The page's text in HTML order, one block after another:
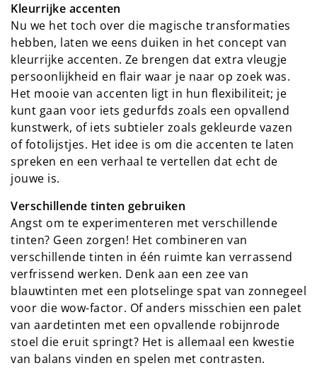
Kleurrijke accenten
Nu we het toch over die magische transformaties
hebben, laten we eens duiken in het concept van
kleurrijke accenten. Ze brengen dat extra vleugje
persoonlijkheid en flair waar je naar op zoek was.
Het mooie van accenten ligt in hun flexibiliteit; je
kunt gaan voor iets gedurfds zoals een opvallend
kunstwerk, of iets subtieler zoals gekleurde vazen
of fotolijstjes. Het idee is om die accenten te laten
spreken en een verhaal te vertellen dat echt de
jouwe is.
Verschillende tinten gebruiken
Angst om te experimenteren met verschillende
tinten? Geen zorgen! Het combineren van
verschillende tinten in één ruimte kan verrassend
verfrissend werken. Denk aan een zee van
blauwtinten met een plotselinge spat van zonnegeel
voor die wow-factor. Of anders misschien een palet
van aardetinten met een opvallende robijnrode
stoel die eruit springt? Het is allemaal een kwestie
van balans vinden en spelen met contrasten.